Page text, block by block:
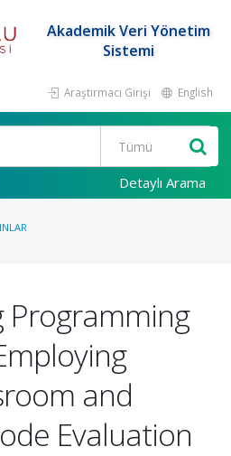
Akademik Veri Yönetim
Sistemi
Araştırmacı Girişi English
Detaylı Arama
Programming
and
Evaluation